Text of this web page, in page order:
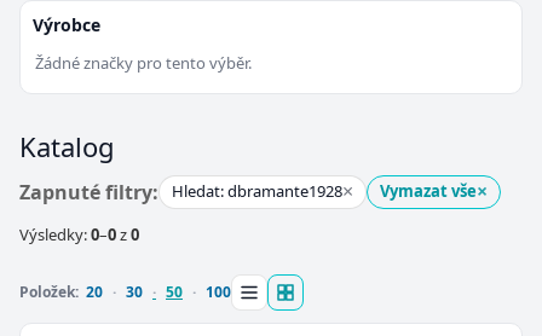
Výrobce
Žádné značky pro tento výběr.
Katalog
Zapnuté filtry: Hledat: dbramante1928× Vymazat vše×
Výsledky:0–0z0
Položek: 20 30 50 100